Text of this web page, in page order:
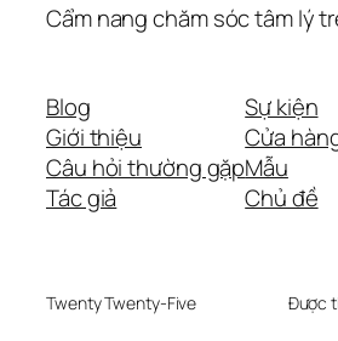
Cẩm nang chăm sóc tâm lý
Blog
Giới thiệu
Câu hỏi thường gặp
Tác giả
Sự kiện
Cửa
Mẫu
Chủ đề
Twenty Twenty-Five Được